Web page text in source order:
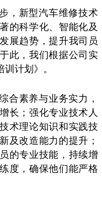
，新型汽车维修技术
的科学化、智能化及
展趋势，提升我司员
此，我们根据公司实
计划》。
合素养与业务实力，
长；强化专业技术人
术理论知识和实践技
及改造能力的提升；
的专业技能，持续增
度，确保他们能严格